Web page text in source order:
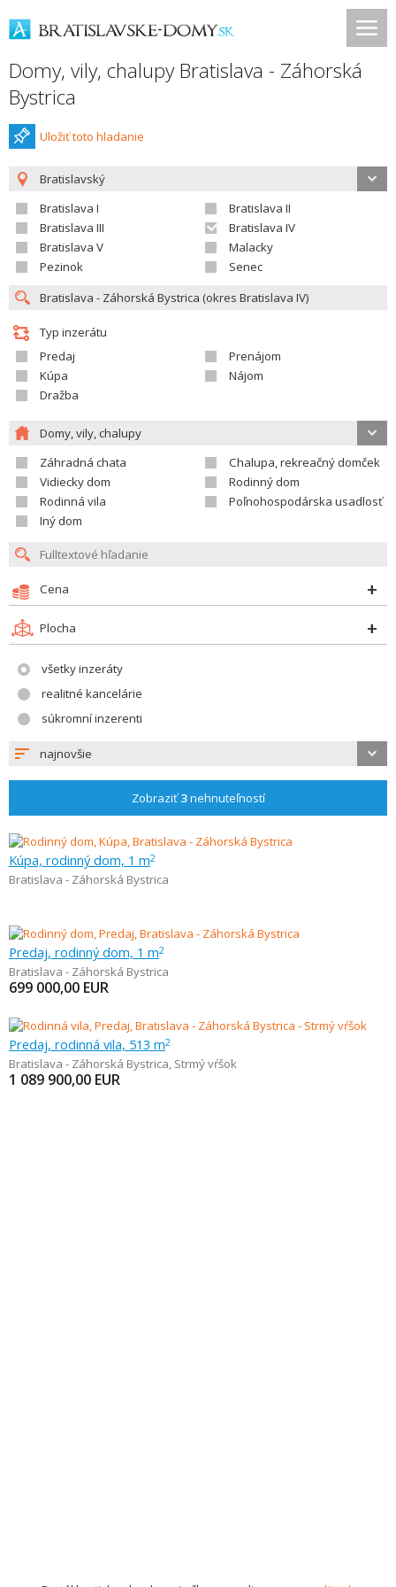
Domy, vily, chalupy Bratislava - Záhorská
Bystrica
Uložiť toto hladanie
Bratislavský
Bratislava I
Bratislava II
Bratislava III
Bratislava IV
Bratislava V
Malacky
Pezinok
Senec
Typ inzerátu
Predaj
Prenájom
Kúpa
Nájom
Dražba
Domy, vily, chalupy
Záhradná chata
Chalupa, rekreačný domček
Vidiecky dom
Rodinný dom
Rodinná vila
Poľnohospodárska usadlosť
Iný dom
Cena
Plocha
všetky inzeráty
realitné kancelárie
súkromní inzerenti
najnovšie
Zobraziť3nehnuteľností
Kúpa, rodinný dom, 1 m2
Bratislava - Záhorská Bystrica
Predaj, rodinný dom, 1 m2
Bratislava - Záhorská Bystrica
699 000,00 EUR
Predaj, rodinná vila, 513 m2
Bratislava - Záhorská Bystrica, Strmý vŕšok
1 089 900,00 EUR